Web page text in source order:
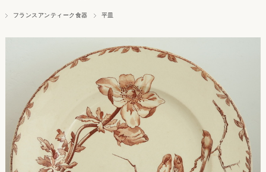
フランスアンティーク食器 平皿